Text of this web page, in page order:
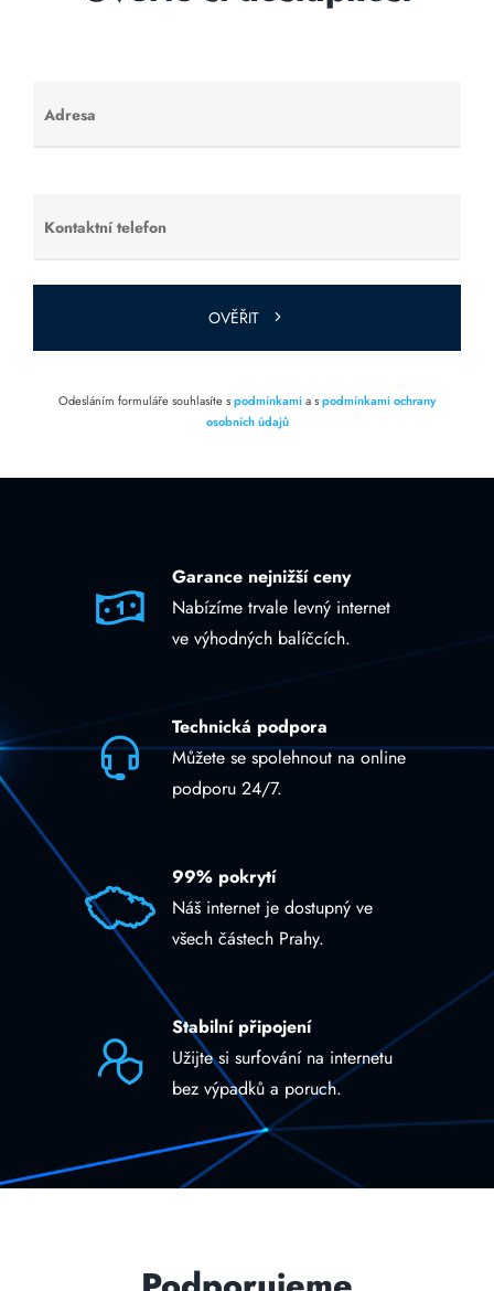
Adresa
Ponechte
toto pole
Kontaktní telefon
Ponechte
toto pole
prázdné.
OVĚŘIT
Odesláním formuláře souhlasíte spodmínkamia spodmínkami ochrany
osobních údajů
Garance nejnižší ceny
Nabízíme trvale levný internet
ve výhodných balíčcích.
Technická podpora
Můžete se spolehnout na online
podporu 24/7.
99% pokrytí
Náš internet je dostupný ve
všech částech Prahy.
Stabilní připojení
Užijte si surfování na internetu
bez výpadků a poruch.